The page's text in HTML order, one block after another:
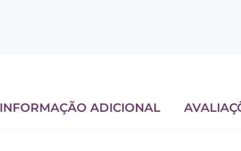
INFORMAÇÃO ADICIONAL